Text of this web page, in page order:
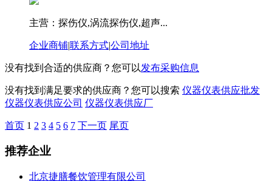
主营：探伤仪,涡流探伤仪,超声...
企业商铺|联系方式|公司地址
没有找到合适的供应商？您可以发布采购信息
没有找到满足要求的供应商？您可以搜索 仪器仪表供应批发
仪器仪表供应公司 仪器仪表供应厂
首页 1 2 3 4 5 6 7 下一页 尾页
推荐企业
北京捷膳餐饮管理有限公司